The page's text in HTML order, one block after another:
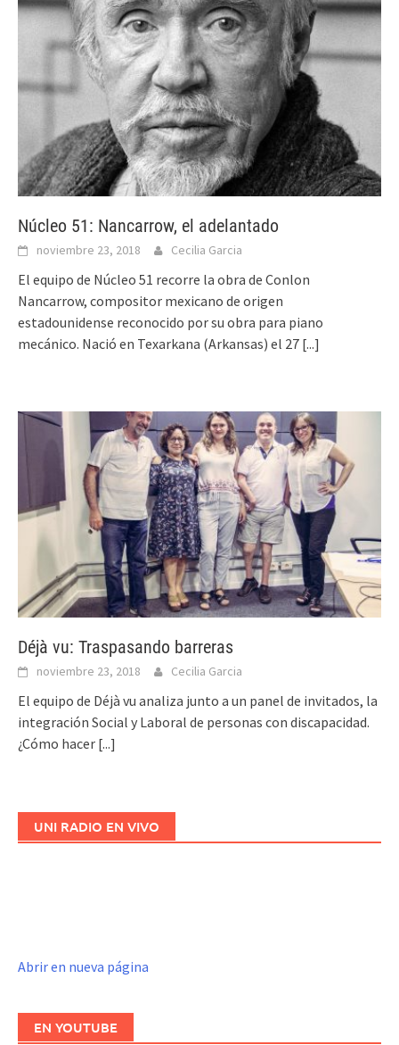
Núcleo 51: Nancarrow, el adelantado
noviembre 23, 2018 Cecilia Garcia
El equipo de Núcleo 51 recorre la obra de Conlon
Nancarrow, compositor mexicano de origen
estadounidense reconocido por su obra para piano
mecánico. Nació en Texarkana (Arkansas) el 27 [...]
Déjà vu: Traspasando barreras
noviembre 23, 2018 Cecilia Garcia
El equipo de Déjà vu analiza junto a un panel de invitados, la
integración Social y Laboral de personas con discapacidad.
¿Cómo hacer [...]
UNI RADIO EN VIVO
Abrir en nueva página
EN YOUTUBE